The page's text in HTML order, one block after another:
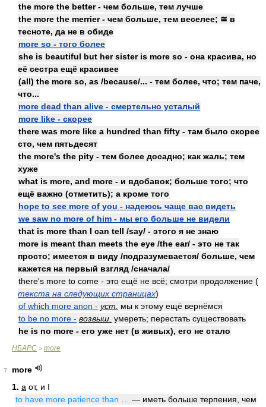
the more the better - чем больше, тем лучше
the more the merrier - чем больше, тем веселее; ≅ в
тесноте, да не в обиде
more so - того более
she is beautiful but her sister is more so - она красива, но
её сестра ещё красивее
(all) the more so, as /because/... - тем более, что; тем паче,
что...
more dead than alive - смертельно усталый
more like - скорее
there was more like a hundred than fifty - там было скорее
сто, чем пятьдесят
the more's the pity - тем более досадно; как жаль; тем
хуже
what is more, and more - и вдобавок; больше того; что
ещё важно (отметить); а кроме того
hope to see more of you - надеюсь чаще вас видеть
we saw no more of him - мы его больше не видели
that is more than I can tell /say/ - этого я не знаю
more is meant than meets the eye /the ear/ - это не так
просто; имеется в виду /подразумевается/ больше, чем
кажется на первый взгляд /сначала/
there's more to come - это ещё не всё; смотри продолжение (
текста на следующих страницах)
of which more anon - уст.
мы к этому ещё вернёмся
to be no more - возвыш. умереть; перестать существовать
he is no more - его уже нет (в живых), его не стало
НБАРС > more
7
more
1. a от, и I
to have more patience than …
— иметь больше терпения, чем